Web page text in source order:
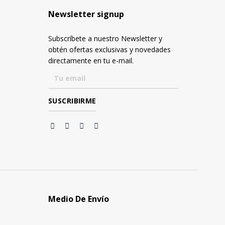
Newsletter signup
Subscríbete a nuestro Newsletter y
obtén ofertas exclusivas y novedades
directamente en tu e-mail.
Medio De Envío